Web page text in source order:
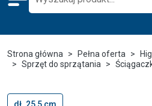
Strona główna Pełna oferta
Sprzęt do sprzątania